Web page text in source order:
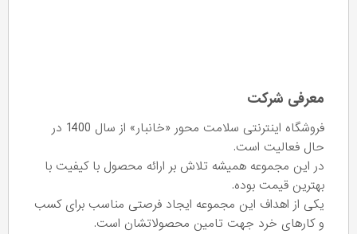
معرفی شرکت
فروشگاه اینترنتی سلامت محور «خانبار» از سال 1400 در
حال فعالیت است.
در این مجموعه همیشه تلاش بر ارائه محصول با کیفیت با
بهترین قیمت بوده.
یکی از اهداف این مجموعه ایجاد فرصتی مناسب برای کسب
و کارهای خرد جهت تامین محصولاتشان است.